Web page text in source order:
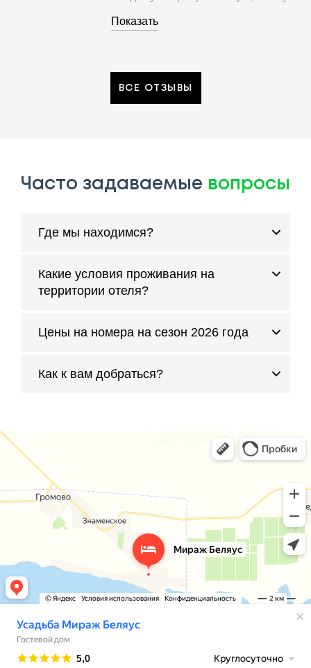
Показать
ВСЕ ОТЗЫВЫ
Часто задаваемые вопросы
Где мы находимся?
Какие условия проживания на
территории отеля?
Цены на номера на сезон 2026 года
Как к вам добраться?